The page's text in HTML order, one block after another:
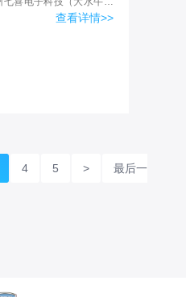
下简称：大水牛）合作签
查看详情>>
4 5 > 最后一